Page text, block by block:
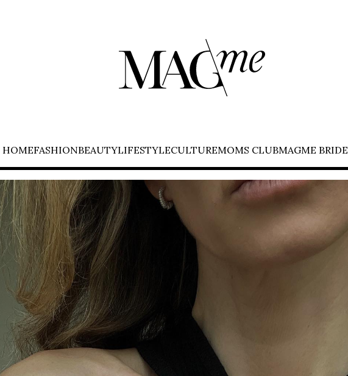
HOMEFASHIONBEAUTYLIFESTYLECULTUREMOMS CLUBMAGME BRIDE